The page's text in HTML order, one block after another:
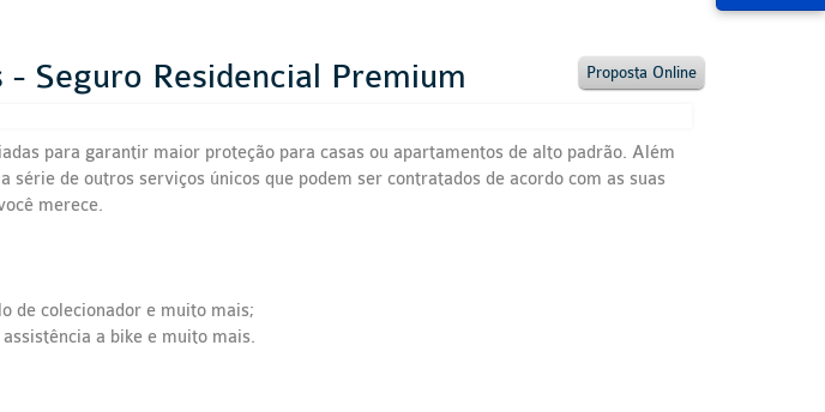
Proposta Online
Seguro Residencial Premium
para garantir maior proteção para casas ou apartamentos de alto padrão. Além
de outros serviços únicos que podem ser contratados de acordo com as suas
merece.
de colecionador e muito mais;
a bike e muito mais.